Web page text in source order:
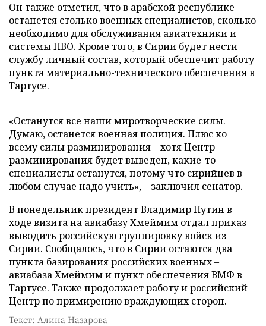
Он также отметил, что в арабской республике
останется столько военных специалистов, сколько
необходимо для обслуживания авиатехники и
системы ПВО. Кроме того, в Сирии будет нести
службу личный состав, который обеспечит работу
пункта материально-технического обеспечения в
Тартусе.
«Останутся все наши миротворческие силы.
Думаю, останется военная полиция. Плюс ко
всему силы разминирования – хотя Центр
разминирования будет выведен, какие-то
специалисты останутся, потому что сирийцев в
любом случае надо учить», – заключил сенатор.
В понедельник президент Владимир Путин в
ходе визитана авиабазу Хмеймим отдал приказ
выводить российскую группировку войск из
Сирии. Сообщалось, что в Сирии остаются два
пункта базирования российских военных –
авиабаза Хмеймим и пункт обеспечения ВМФ в
Тартусе. Также продолжает работу и российский
Центр по примирению враждующих сторон.
Текст: Алина Назарова